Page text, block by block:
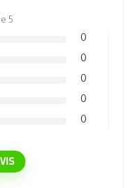
5
0
0
0
0
0